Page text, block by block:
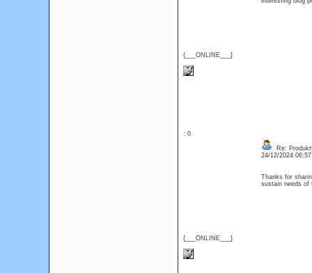
{___ONLINE___}
: 0
{___ONLINE___}
Re:
24/12/2024
Thanks for
sustain needs